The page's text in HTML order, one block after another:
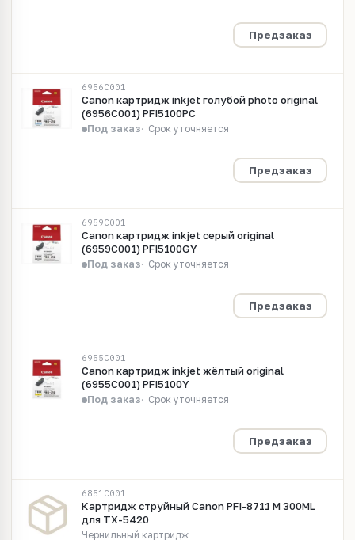
Предзаказ
6956C001
Canon картридж inkjet голубой photo original
(6956C001) PFI5100PC
Под заказ Срок уточняется
Предзаказ
6959C001
Canon картридж inkjet серый original
(6959C001) PFI5100GY
Под заказ Срок уточняется
Предзаказ
6955C001
Canon картридж inkjet жёлтый original
(6955C001) PFI5100Y
Под заказ Срок уточняется
Предзаказ
6851C001
Картридж струйный Canon PFI-8711 M 300ML
для TX-5420
Чернильный картридж